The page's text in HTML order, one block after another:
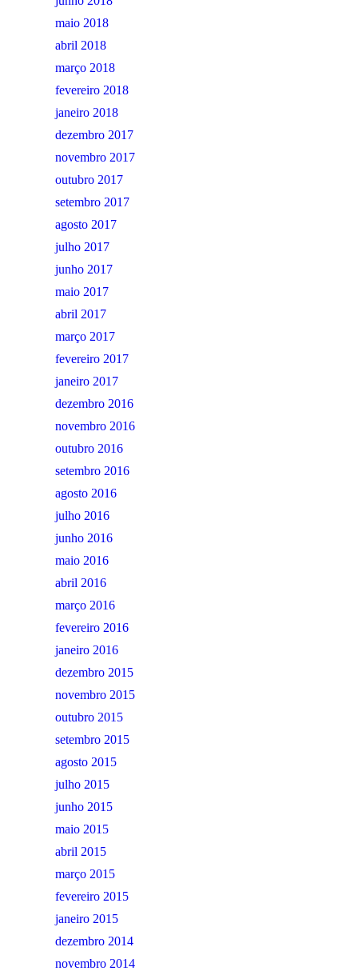
maio 2018
abril 2018
março 2018
fevereiro 2018
janeiro 2018
dezembro 2017
novembro 2017
outubro 2017
setembro 2017
agosto 2017
julho 2017
junho 2017
maio 2017
abril 2017
março 2017
fevereiro 2017
janeiro 2017
dezembro 2016
novembro 2016
outubro 2016
setembro 2016
agosto 2016
julho 2016
junho 2016
maio 2016
abril 2016
março 2016
fevereiro 2016
janeiro 2016
dezembro 2015
novembro 2015
outubro 2015
setembro 2015
agosto 2015
julho 2015
junho 2015
maio 2015
abril 2015
março 2015
fevereiro 2015
janeiro 2015
dezembro 2014
novembro 2014